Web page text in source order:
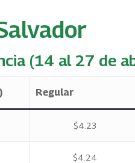
(14 al 27 de
Regular
$4.23
$4.24